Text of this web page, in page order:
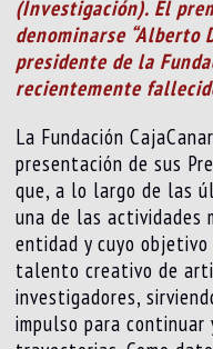
(Investigación). El
denominarse “Alberto
presidente de la
recientemente
La Fundación
presentación de sus
que, a lo largo de las
una de las actividades
entidad y cuyo
talento creativo de
investigadores,
impulso para